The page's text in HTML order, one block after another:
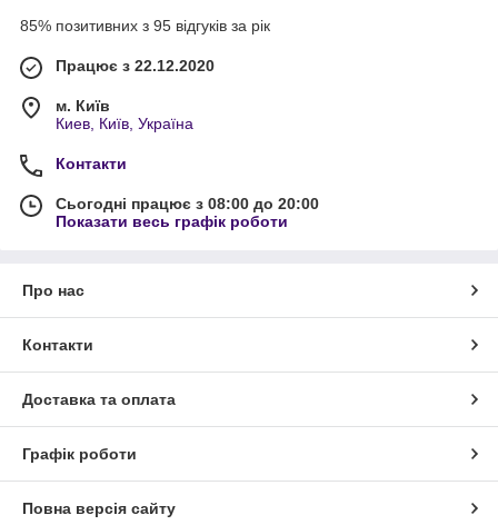
85% позитивних з 95 відгуків за рік
Працює з 22.12.2020
м. Київ
Киев, Київ, Україна
Контакти
Сьогодні працює з 08:00 до 20:00
Показати весь графік роботи
Про нас
Контакти
Доставка та оплата
Графік роботи
Повна версія сайту